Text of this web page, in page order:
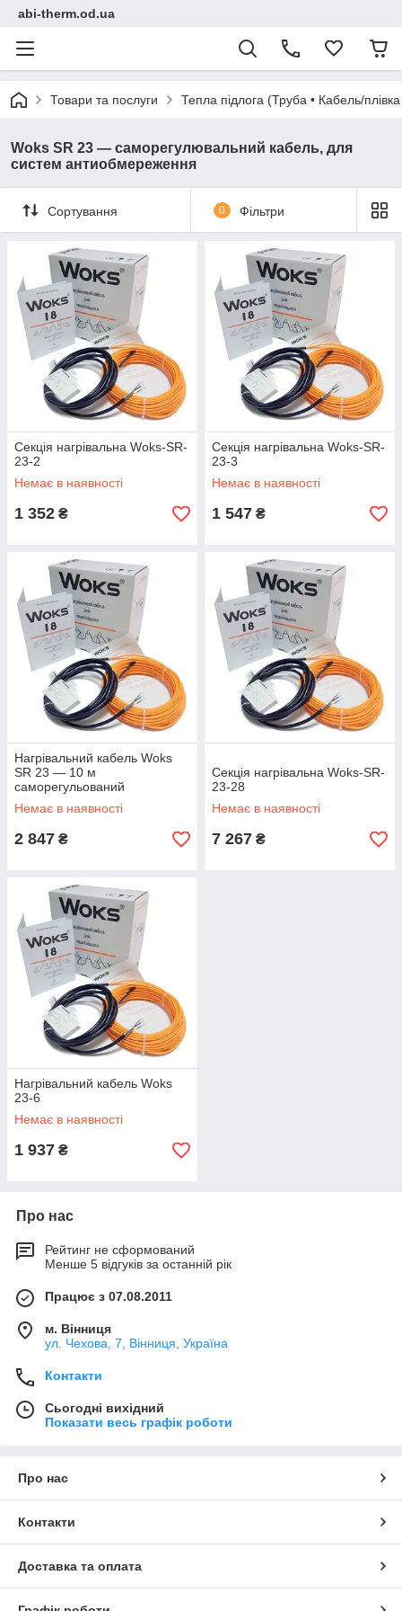
abi-therm.od.ua
Товари та послуги Тепла підлога (Труба • Кабель/
Woks SR 23 — саморегулювальний кабель, для
систем антиобмереження
Сортування 0 Фільтри
Секція нагрівальна Woks-SR-
23-2
Немає в наявності
1 352 ₴
Секція нагрівальна Woks-SR-
23-3
Немає в наявності
1 547 ₴
Нагрівальний кабель Woks
SR 23 — 10 м
саморегульований
Немає в наявності
2 847 ₴
Секція нагрівальна Woks-SR-
23-28
Немає в наявності
7 267 ₴
Нагрівальний кабель Woks
23-6
Немає в наявності
1 937 ₴
Про нас
Рейтинг не сформований
Менше 5 відгуків за останній рік
Працює з 07.08.2011
м. Вінниця
ул. Чехова, 7, Вінниця, Україна
Контакти
Сьогодні вихідний
Показати весь графік роботи
Про нас
Контакти
Доставка та оплата